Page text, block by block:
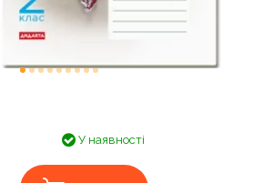
У наявності